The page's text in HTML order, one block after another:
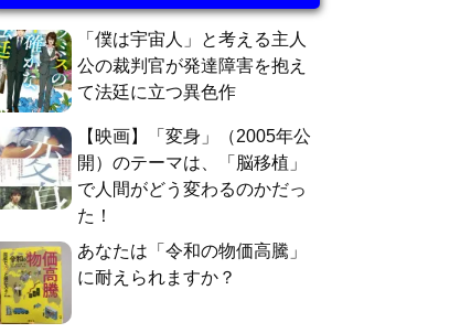
「僕は宇宙人」と考える主人
公の裁判官が発達障害を抱え
て法廷に立つ異色作
【映画】「変身」（2005年公
開）のテーマは、「脳移植」
で人間がどう変わるのかだっ
た！
あなたは「令和の物価高騰」
に耐えられますか？